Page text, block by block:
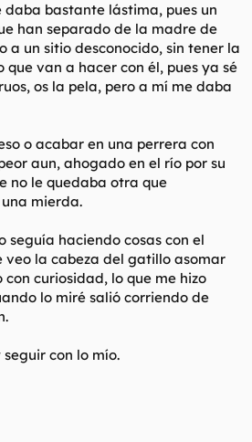
daba bastante lástima, pues un
han separado de la madre de
a un sitio desconocido, sin tener la
van a hacer con él, pues ya sé
os la pela, pero a mí me daba
o acabar en una perrera con
aun, ahogado en el río por su
no le quedaba otra que
mierda.
seguía haciendo cosas con el
veo la cabeza del gatillo asomar
curiosidad, lo que me hizo
lo miré salió corriendo de
con lo mío.